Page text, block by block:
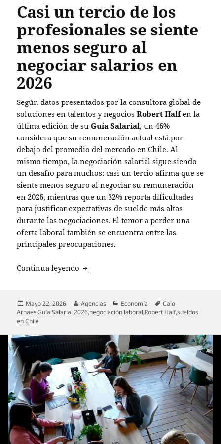
Casi un tercio de los
profesionales se siente
menos seguro al
negociar salarios en
2026
Según datos presentados por la consultora global de
soluciones en talentos y negociosRobert Halfen la
última edición de suGuía Salarial, un 46%
considera que su remuneración actual está por
debajo del promedio del mercado en Chile. Al
mismo tiempo, la negociación salarial sigue siendo
un desafío para muchos: casi un tercio afirma que se
siente menos seguro al negociar su remuneración
en 2026, mientras que un 32% reporta dificultades
para justificar expectativas de sueldo más altas
durante las negociaciones. El temor a perder una
oferta laboral también se encuentra entre las
principales preocupaciones.
Continua leyendo Casi un tercio de los profesionales se
Publicado
el
Mayo 22, 2026 Autor
Agencias Categorías
Economía Etiquetas
Caio
Arnaes,Guía Salarial 2026,negociación laboral,Robert Half,sueldos
en Chile